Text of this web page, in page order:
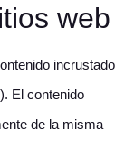
web
incrustado
El contenido
de la misma